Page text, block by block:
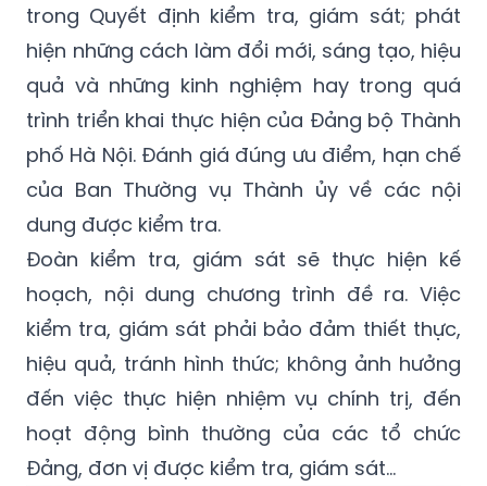
trong Quyết định kiểm tra, giám sát; phát
hiện những cách làm đổi mới, sáng tạo, hiệu
quả và những kinh nghiệm hay trong quá
trình triển khai thực hiện của Đảng bộ Thành
phố Hà Nội. Đánh giá đúng ưu điểm, hạn chế
của Ban Thường vụ Thành ủy về các nội
dung được kiểm tra.
Đoàn kiểm tra, giám sát sẽ thực hiện kế
hoạch, nội dung chương trình đề ra. Việc
kiểm tra, giám sát phải bảo đảm thiết thực,
hiệu quả, tránh hình thức; không ảnh hưởng
đến việc thực hiện nhiệm vụ chính trị, đến
hoạt động bình thường của các tổ chức
Đảng, đơn vị được kiểm tra, giám sát...